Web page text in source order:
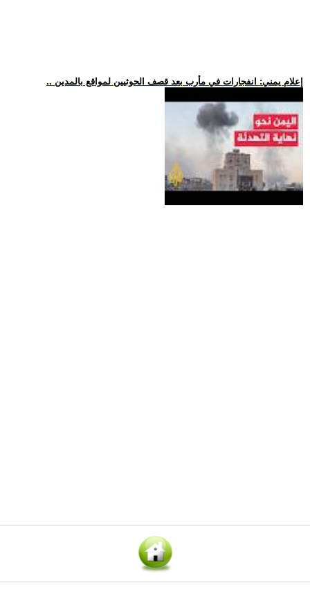
.. إعلام يمني: انفجارات في مأرب بعد قصف الحوثيين لمواقع بالمدين